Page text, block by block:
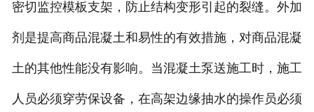
密切监控模板支架，防止结构变形引起的裂缝。外加
剂是提高商品混凝土和易性的有效措施，对商品混凝
土的其他性能没有影响。当混凝土泵送施工时，施工
人员必须穿劳保设备，在高架边缘抽水的操作员必须